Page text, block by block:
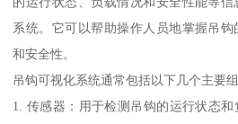
系统。它可以帮助操作人员地掌握吊
和安全性。
吊钩可视化系统通常包括以下几个主要组
1. 传感器：用于检测吊钩的运行状态